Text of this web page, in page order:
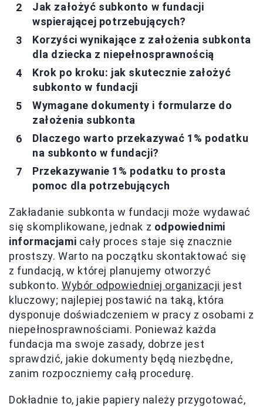
Jak założyć subkonto w fundacji
wspierającej potrzebujących?
Korzyści wynikające z założenia subkonta
dla dziecka z niepełnosprawnością
Krok po kroku: jak skutecznie założyć
subkonto w fundacji
Wymagane dokumenty i formularze do
założenia subkonta
Dlaczego warto przekazywać 1% podatku
na subkonto w fundacji?
Przekazywanie 1% podatku to prosta
pomoc dla potrzebujących
Zakładanie subkonta w fundacji może wydawać
się skomplikowane, jednak z odpowiednimi
informacjami cały proces staje się znacznie
prostszy. Warto na początku skontaktować się
z fundacją, w której planujemy otworzyć
subkonto. Wybór odpowiedniej organizacji jest
kluczowy; najlepiej postawić na taką, która
dysponuje doświadczeniem w pracy z osobami z
niepełnosprawnościami. Ponieważ każda
fundacja ma swoje zasady, dobrze jest
sprawdzić, jakie dokumenty będą niezbędne,
zanim rozpoczniemy całą procedurę.
Dokładnie to, jakie papiery należy przygotować,